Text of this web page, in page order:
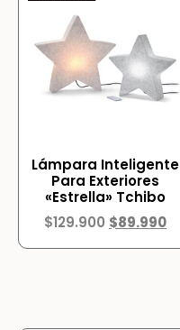
Lámpara Inteligente
Para Exteriores
«Estrella» Tchibo
$129.900 $89.990